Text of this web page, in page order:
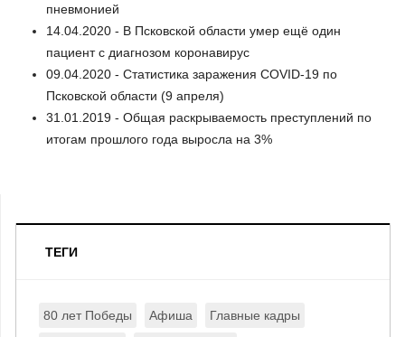
пневмонией
14.04.2020 - В Псковской области умер ещё один
пациент с диагнозом коронавирус
09.04.2020 - Статистика заражения COVID-19 по
Псковской области (9 апреля)
31.01.2019 - Общая раскрываемость преступлений по
итогам прошлого года выросла на 3%
ТЕГИ
80 лет Победы Афиша Главные кадры